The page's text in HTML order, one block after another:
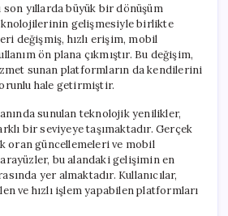
yıllarda büyük bir dönüşüm
gelişmesiyle birlikte
değişmiş, hızlı erişim, mobil
ön plana çıkmıştır. Bu değişim,
sunan platformların da kendilerini
hale getirmiştir.
sunulan teknolojik yenilikler,
bir seviyeye taşımaktadır. Gerçek
oran güncellemeleri ve mobil
bu alandaki gelişimin en
yer almaktadır. Kullanıcılar,
ve hızlı işlem yapabilen platformları